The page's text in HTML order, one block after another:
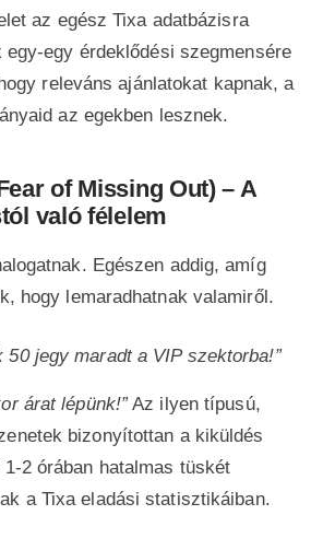
az egész Tixa adatbázisra
egy-egy érdeklődési szegmensére
releváns ajánlatokat kapnak, a
az egekben lesznek.
of Missing Out) – A
való félelem
Egészen addig, amíg
hogy lemaradhatnak valamiről.
50 jegy maradt a VIP szektorba!”
árat lépünk!”Az ilyen típusú,
bizonyítottan a kiküldés
2 órában hatalmas tüskét
a Tixa eladási statisztikáiban.